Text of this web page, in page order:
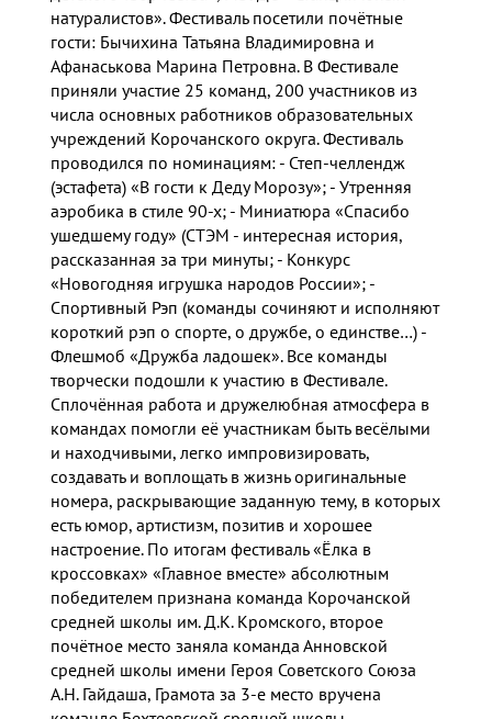
натуралистов». Фестиваль посетили почётные
гости: Бычихина Татьяна Владимировна и
Афанаськова Марина Петровна. В Фестивале
приняли участие 25 команд, 200 участников из
числа основных работников образовательных
учреждений Корочанского округа. Фестиваль
проводился по номинациям: - Степ-челлендж
(эстафета) «В гости к Деду Морозу»; - Утренняя
аэробика в стиле 90-х; - Миниатюра «Спасибо
ушедшему году» (СТЭМ - интересная история,
рассказанная за три минуты; - Конкурс
«Новогодняя игрушка народов России»; -
Спортивный Рэп (команды сочиняют и исполняют
короткий рэп о спорте, о дружбе, о единстве…) -
Флешмоб «Дружба ладошек». Все команды
творчески подошли к участию в Фестивале.
Сплочённая работа и дружелюбная атмосфера в
командах помогли её участникам быть весёлыми
и находчивыми, легко импровизировать,
создавать и воплощать в жизнь оригинальные
номера, раскрывающие заданную тему, в которых
есть юмор, артистизм, позитив и хорошее
настроение. По итогам фестиваль «Ёлка в
кроссовках» «Главное вместе» абсолютным
победителем признана команда Корочанской
средней школы им. Д.К. Кромского, второе
почётное место заняла команда Анновской
средней школы имени Героя Советского Союза
А.Н. Гайдаша, Грамота за 3-е место вручена